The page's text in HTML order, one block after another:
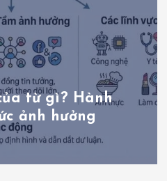
b
à
i
v
i
từ gì? Hành
ảnh hưởng